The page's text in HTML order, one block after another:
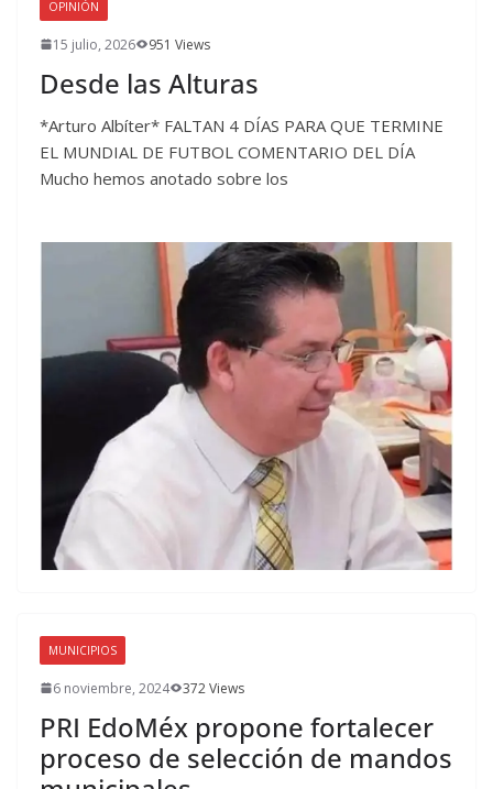
OPINIÓN
15 julio, 2026 951 Views
Desde las Alturas
*Arturo Albíter* FALTAN 4 DÍAS PARA QUE TERMINE
EL MUNDIAL DE FUTBOL COMENTARIO DEL DÍA
Mucho hemos anotado sobre los
MUNICIPIOS
6 noviembre, 2024 372 Views
PRI EdoMéx propone fortalecer
proceso de selección de mandos